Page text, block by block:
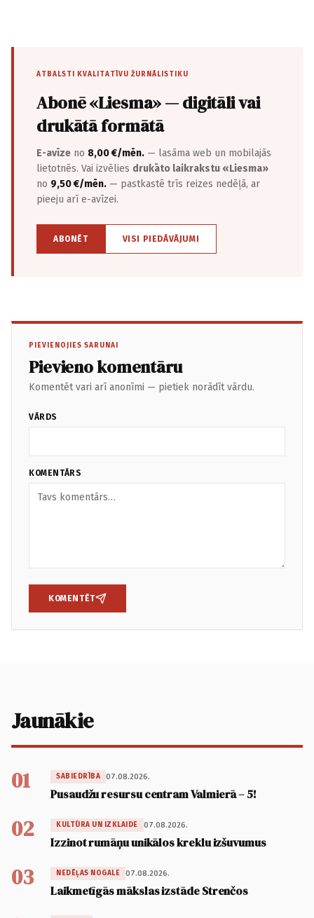
ATBALSTI KVALITATĪVU ŽURNĀLISTIKU
Abonē «Liesma» — digitāli vai
drukātā formātā
E-avīze no 8,00 €/mēn. — lasāma web un mobilajās
lietotnēs. Vai izvēlies drukāto laikrakstu «Liesma»
no 9,50 €/mēn. — pastkastē trīs reizes nedēļā, ar
pieeju arī e-avīzei.
ABONĒT VISI PIEDĀVĀJUMI
PIEVIENOJIES SARUNAI
Pievieno komentāru
Komentēt vari arī anonīmi — pietiek norādīt vārdu.
VĀRDS
KOMENTĀRS
KOMENTĒT
Jaunākie
01 SABIEDRĪBA 07.08.2026.
Pusaudžu resursu centram Valmierā – 5!
02 KULTŪRA UN IZKLAIDE 07.08.2026.
Izzinot rumāņu unikālos kreklu izšuvumus
03 NEDĒĻAS NOGALE 07.08.2026.
Laikmetīgās mākslas izstāde Strenčos